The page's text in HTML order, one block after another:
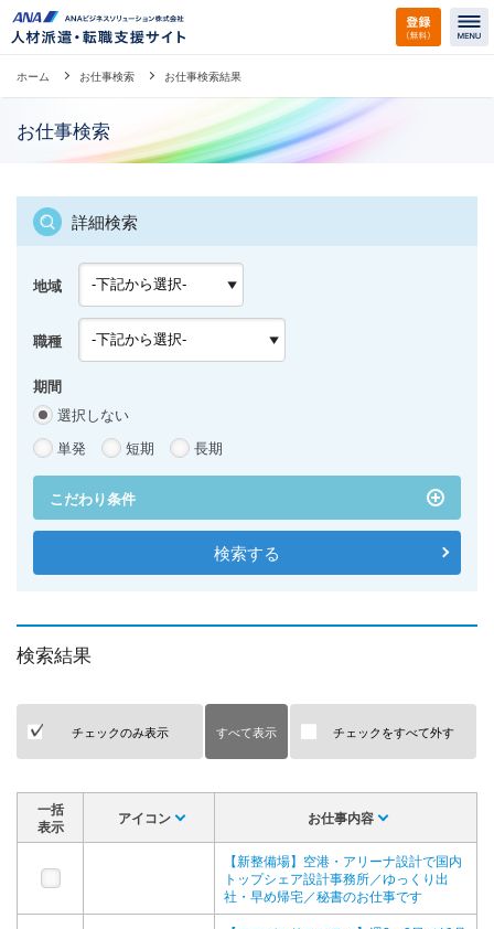
ホーム お仕事検索 お仕事検索結果
お仕事検索
詳細検索
地域
職種
期間
選択しない
単発
短期 長期
こだわり条件
検索結果
チェックのみ表示 すべて表示 チェックをすべて外す
一括
表示
アイコン お仕事内容
【新整備場】空港・アリーナ設計で国内
トップシェア設計事務所／ゆっくり出
社・早め帰宅／秘書のお仕事です